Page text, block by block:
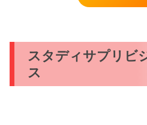
スタディサプリビ
ス